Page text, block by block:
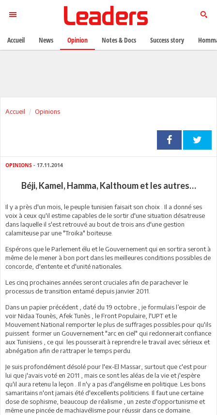
Accueil Opinions
OPINIONS - 17.11.2014
Béji, Kamel, Hamma, Kalthoum et les autres…
Il y a près d'un mois, le peuple tunisien faisait son choix . Il a donné ses
voix à ceux qu'il estime capables de le sortir d'une situation désatreuse
dans laquelle il s'est retrouvé au bout de trois ans d'une gestion
calamiteuse par une "Troika" boiteuse.
Espérons que le Parlement élu et le Gouvernement qui en sortira seront à
même de le mener à bon port dans les meilleures conditions possibles de
concorde, d'entente et d'unité nationales.
Les cinq prochaines années seront cruciales afin de parachever le
processus de transition entamé depuis janvier 2011.
Dans un papier précédent , daté du 19 octobre , je formulais l’espoir de
voir Nidaa Tounès, Afek Tunès , le Front Populaire, l'UPT et le
Mouvement National remporter le plus de suffrages possibles pour qu'ils
puissent former un Gouvernement "arc en ciel" qui redonnerait confiance
aux Tunisiens , ce qui les pousserait à reprendre le travail avec sérieux et
abnégation afin de rattraper le temps perdu.
Je suis profondément désolé pour l'ex-El Massar, surtout que c'est pour
lui que j'avais voté en 2011 , mais ce sont les aléas de la vie et j'espère
qu'il aura retenu la leçon . Il n'y a pas d'angélisme en politique. Les bons
samaritains n'ont jamais été d'excellents politiciens. Il faut une certaine
dose de sophisme, beaucoup de réalisme , un zeste d'opportunisme et
même une pincée de machiavélisme pour réussir dans ce domaine.
Accueil News Opinion Notes & Docs Success story